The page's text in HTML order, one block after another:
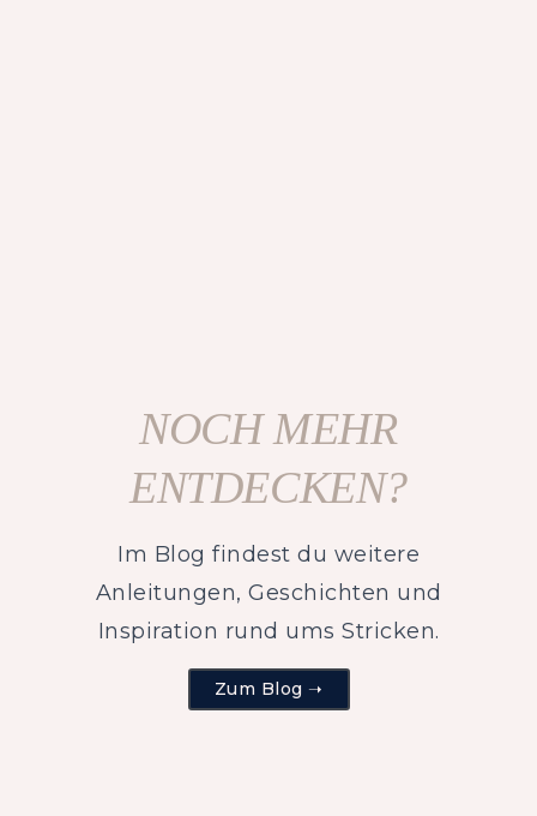
NOCH MEHR
ENTDECKEN?
Im Blog findest du weitere
Anleitungen, Geschichten und
Inspiration rund ums Stricken.
Zum Blog ➝